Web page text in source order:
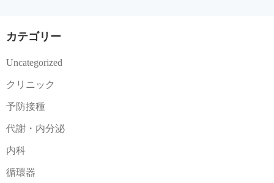
カテゴリー
Uncategorized
クリニック
予防接種
代謝・内分泌
内科
循環器